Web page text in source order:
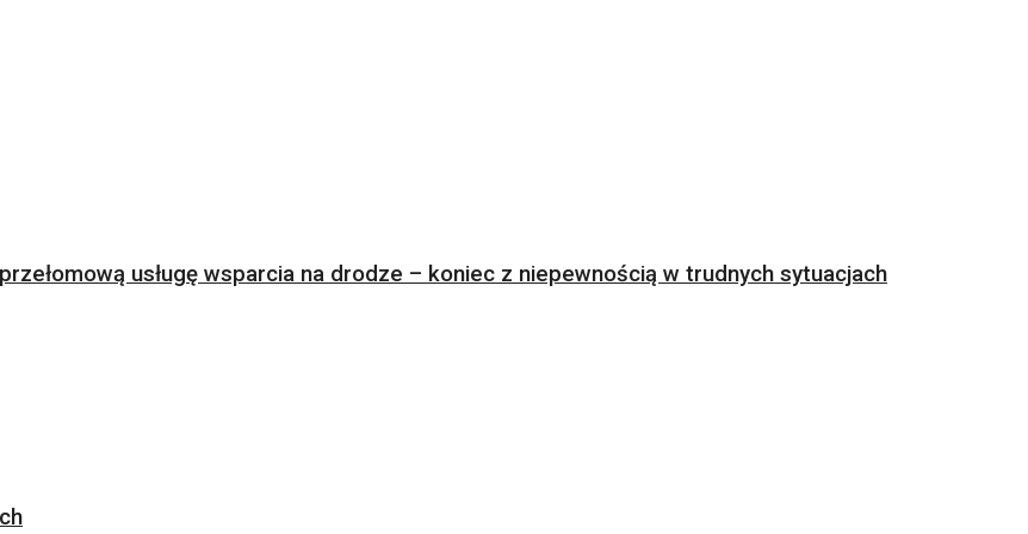
usługę wsparcia na drodze – koniec z niepewnością w trudnych sytuacjach